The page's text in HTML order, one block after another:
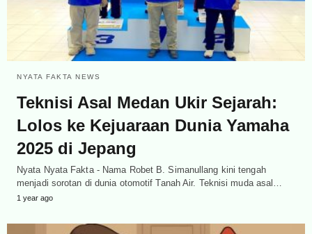
NYATA FAKTA NEWS
Teknisi Asal Medan Ukir Sejarah:
Lolos ke Kejuaraan Dunia Yamaha
2025 di Jepang
Nyata Nyata Fakta - Nama Robet B. Simanullang kini tengah
menjadi sorotan di dunia otomotif Tanah Air. Teknisi muda asal…
1 year ago